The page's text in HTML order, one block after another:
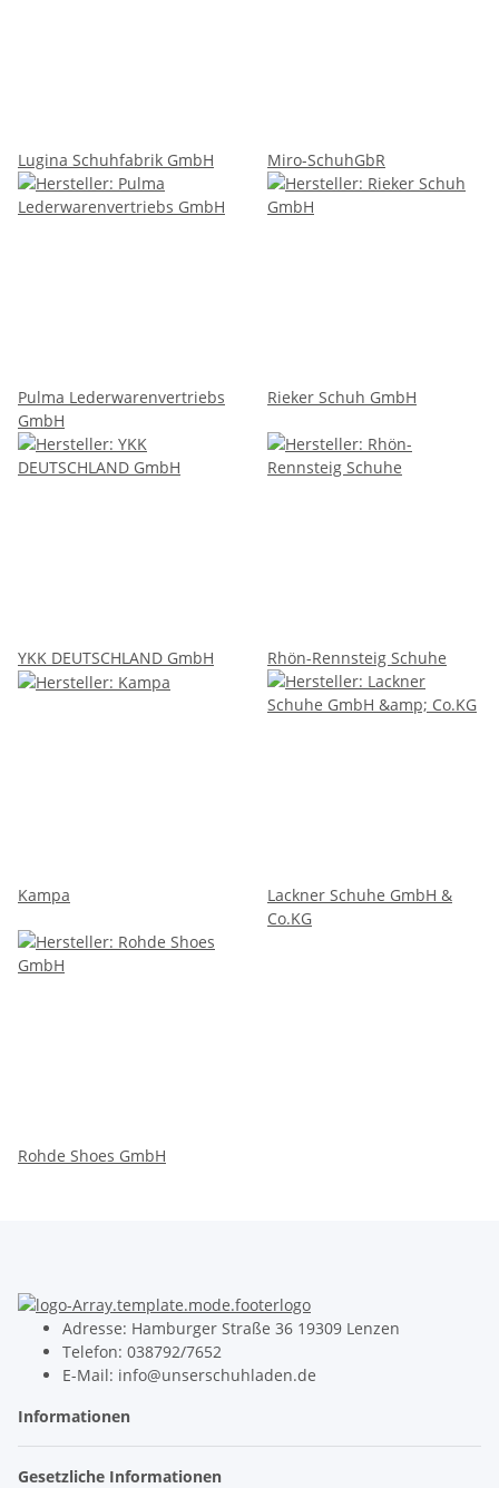
Lugina Schuhfabrik GmbH Miro-SchuhGbR
Pulma Lederwarenvertriebs
GmbH
Rieker Schuh GmbH
YKK DEUTSCHLAND GmbH Rhön-Rennsteig Schuhe
Kampa
Lackner Schuhe GmbH &
Co.KG
Rohde Shoes GmbH
Adresse: Hamburger Straße 36 19309 Lenzen
Telefon: 038792/7652
E-Mail: info@unserschuhladen.de
Informationen
Gesetzliche Informationen